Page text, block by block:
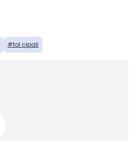
tol cipali